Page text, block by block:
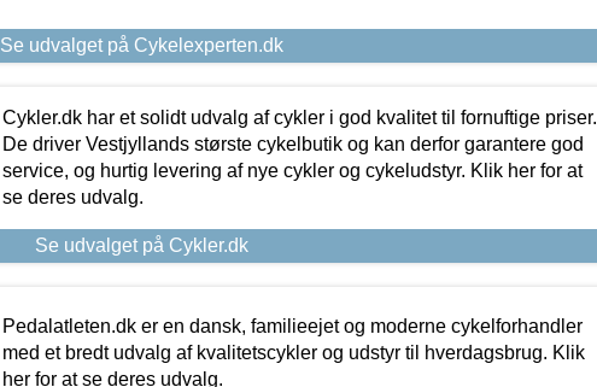
Se udvalget på Cykelexperten.dk
Cykler.dk har et solidt udvalg af cykler i god kvalitet til fornuftige priser.
De driver Vestjyllands største cykelbutik og kan derfor garantere god
service, og hurtig levering af nye cykler og cykeludstyr. Klik her for at
se deres udvalg.
Se udvalget på Cykler.dk
Pedalatleten.dk er en dansk, familieejet og moderne cykelforhandler
med et bredt udvalg af kvalitetscykler og udstyr til hverdagsbrug. Klik
her for at se deres udvalg.